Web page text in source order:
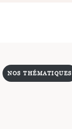
NOS THÉMATIQUES